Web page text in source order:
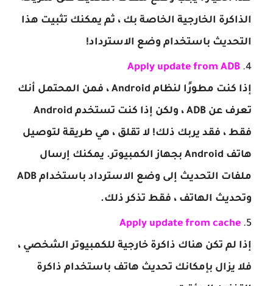
الذاكرة الخارجية الخاصة بك ، ثم يمكنك تثبيت هذا
التحديث باستخدام وضع الاسترداد!
Apply update from ADB
إذا كنت مطورًا لنظام Android ، فمن المحتمل أنك
تعرف عن ADB ، ولكن إذا كنت تستخدم Android
فقط ، فقد يربك ذلك! لا تقلق ، هي طريقة لتوصيل
هاتف Android بجهاز الكمبيوتر. يمكنك إرسال
ملفات التحديث إلى وضع الاسترداد باستخدام ADB
وتحديث الهاتف ، فقط تذكر ذلك.
Apply update from cache
إذا لم تكن هناك ذاكرة خارجية للكمبيوتر الشخصي ،
فلا يزال بإمكانك تحديث هاتف باستخدام ذاكرة